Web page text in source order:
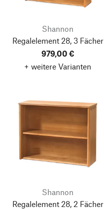
Shannon
Regalelement 28, 3 Fächer
979,00 €
+ weitere Varianten
Shannon
Regalelement 28, 2 Fächer